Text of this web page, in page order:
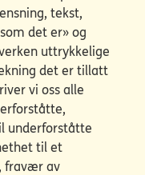
tekst,
det er» og
uttrykkelige
det er tillatt
vi oss alle
underforståtte
til et
fravær av